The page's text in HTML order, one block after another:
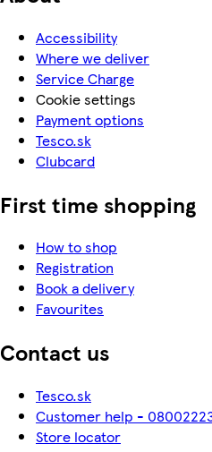
Accessibility
Where we deliver
Service Charge
Cookie settings
Payment options
Tesco.sk
Clubcard
First time shopping
How to shop
Registration
Book a delivery
Favourites
Contact us
Tesco.sk
Customer help -
Store locator